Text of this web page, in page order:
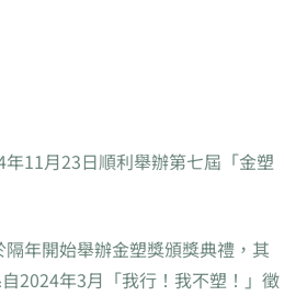
11月23日順利舉辦第七屆「金塑
年開始舉辦金塑獎頒獎典禮，其
2024年3月「我行！我不塑！」徵